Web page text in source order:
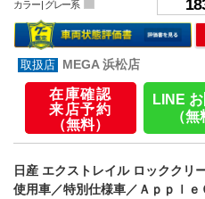
カラー | グレー系
MEGA 浜松店
在庫確認
来店予約
（無料）
LINE
（無
日産 エクストレイル ロックク
使用車／特別仕様車／Ａｐｐｌ